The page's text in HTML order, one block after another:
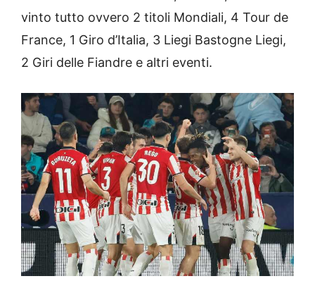
vinto tutto ovvero 2 titoli Mondiali, 4 Tour de
France, 1 Giro d’Italia, 3 Liegi Bastogne Liegi,
2 Giri delle Fiandre e altri eventi.